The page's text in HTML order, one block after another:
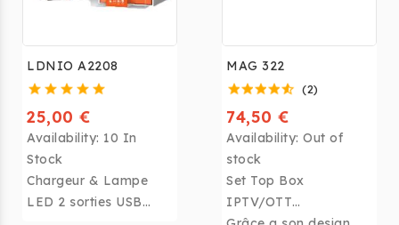
LDNIO A2208
25,00 €
Availability: 10 In
Stock
Chargeur & Lampe
LED 2 sorties USB
MAG 322
(2)
74,50 €
Availability: Out of
stock
Set Top Box
IPTV/OTT